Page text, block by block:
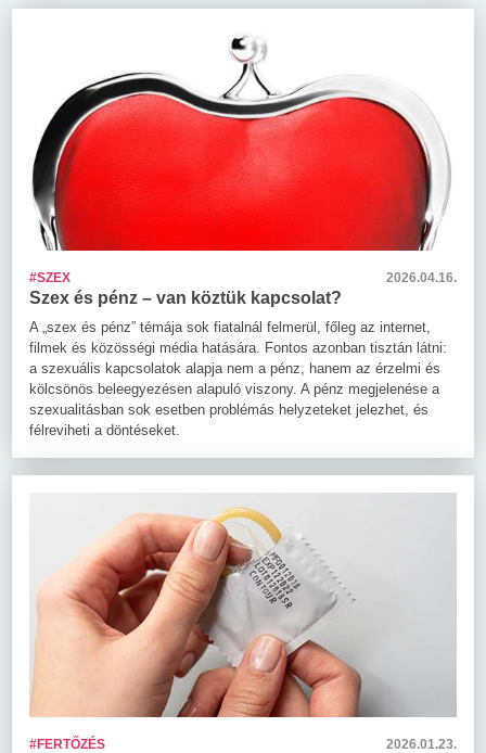
#SZEX 2026.04.16.
Szex és pénz – van köztük kapcsolat?
A „szex és pénz” témája sok fiatalnál felmerül, főleg az internet,
filmek és közösségi média hatására. Fontos azonban tisztán látni:
a szexuális kapcsolatok alapja nem a pénz, hanem az érzelmi és
kölcsönös beleegyezésen alapuló viszony. A pénz megjelenése a
szexualitásban sok esetben problémás helyzeteket jelezhet, és
félreviheti a döntéseket.
#FERTŐZÉS 2026.01.23.